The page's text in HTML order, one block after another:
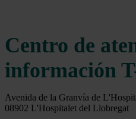
Centro de
información
Avenida de la Granvía de
08902 L'Hospitalet del Llobregat